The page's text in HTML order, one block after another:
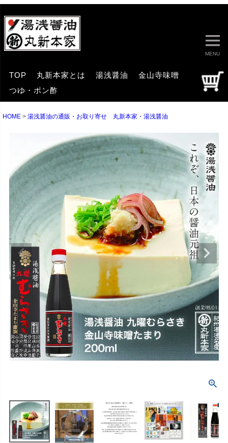
MENU
TOP 丸新本家とは 湯浅醤油
金山寺味噌
つゆ・ポン酢
HOME 湯浅醤油の通販・お取り寄せ 丸新本家・湯浅醤油